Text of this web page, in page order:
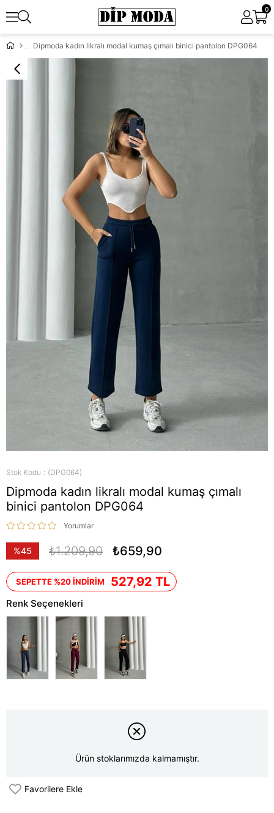
0
Dipmoda kadın likralı modal kumaş çımalı binici pantolon DPG064
Stok Kodu (DPG064)
Dipmoda kadın likralı modal kumaş çımalı
binici pantolon DPG064
Yorumlar
%45
₺1.209,90 ₺659,90
SEPETTE %20 İNDİRİM 527,92 TL
Renk Seçenekleri
Ürün stoklarımızda kalmamıştır.
Favorilere Ekle